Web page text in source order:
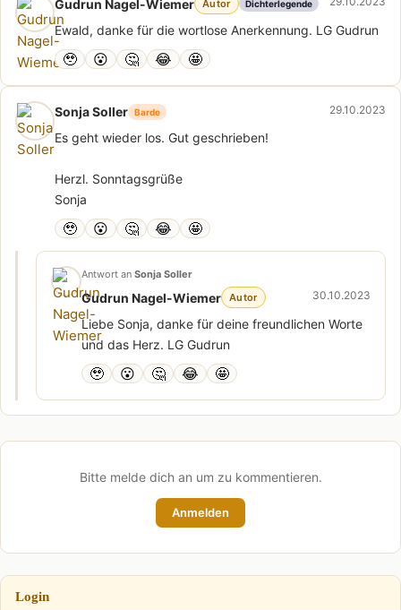
Gudrun Nagel-Wiemer Autor Dichterlegende
Ewald, danke für die wortlose Anerkennung. LG Gudrun
🥹 😮 🤔 😂 🤩
Sonja Soller Barde 29.10.2023
Es geht wieder los. Gut geschrieben!
Herzl. Sonntagsgrüße
Sonja
🥹 😮 🤔 😂 🤩
Antwort an Sonja Soller
Gudrun Nagel-Wiemer Autor 30.10.2023
Liebe Sonja, danke für deine freundlichen Worte
und das Herz. LG Gudrun
🥹 😮 🤔 😂 🤩
Bitte melde dich an um zu kommentieren.
Anmelden
Login